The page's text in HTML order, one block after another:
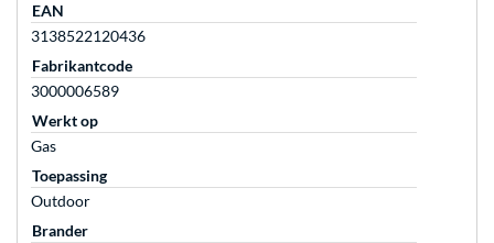
EAN
3138522120436
Fabrikantcode
3000006589
Werkt op
Gas
Toepassing
Outdoor
Brander